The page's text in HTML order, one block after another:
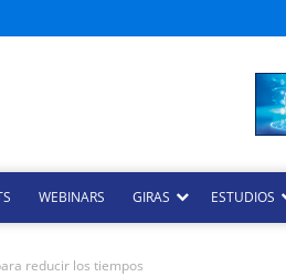
WEBINARS GIRAS ESTUDIOS
reducir los tiempos